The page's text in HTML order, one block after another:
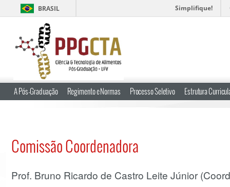
BRASIL Simplifique!
A Pós-Graduação Regimento e Normas Processo Seletivo Estrutura
Comissão Coordenadora
Prof. Bruno Ricardo de Castro Leite Júnior